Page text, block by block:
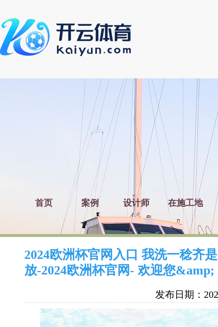
首页 案例 设计师 在施工地
2024欧洲杯官网入口 我洗一稔齐
放-2024欧洲杯官网- 欢迎您&amp;
发布日期：